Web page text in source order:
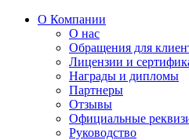
О Компании
О нас
Обращения для
Лицензии и
Награды и дипломы
Партнеры
Отзывы
Официальные
Руководство